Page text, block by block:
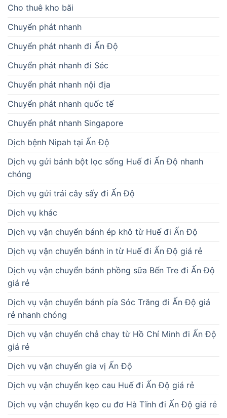
Cho thuê kho bãi
Chuyển phát nhanh
Chuyển phát nhanh đi Ấn Độ
Chuyển phát nhanh đi Séc
Chuyển phát nhanh nội địa
Chuyển phát nhanh quốc tế
Chuyển phát nhanh Singapore
Dịch bệnh Nipah tại Ấn Độ
Dịch vụ gửi bánh bột lọc sống Huế đi Ấn Độ nhanh
chóng
Dịch vụ gửi trái cây sấy đi Ấn Độ
Dịch vụ khác
Dịch vụ vận chuyển bánh ép khô từ Huế đi Ấn Độ
Dịch vụ vận chuyển bánh in từ Huế đi Ấn Độ giá rẻ
Dịch vụ vận chuyển bánh phồng sữa Bến Tre đi Ấn Độ
giá rẻ
Dịch vụ vận chuyển bánh pía Sóc Trăng đi Ấn Độ giá
rẻ nhanh chóng
Dịch vụ vận chuyển chả chay từ Hồ Chí Minh đi Ấn Độ
giá rẻ
Dịch vụ vận chuyển gia vị Ấn Độ
Dịch vụ vận chuyển kẹo cau Huế đi Ấn Độ giá rẻ
Dịch vụ vận chuyển kẹo cu đơ Hà Tĩnh đi Ấn Độ giá rẻ